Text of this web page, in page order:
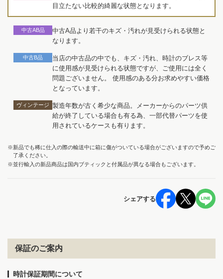
目立たない比較的綺麗な状態となります。
中古AB品
中古A品より若干のキズ・汚れが見受けられる状態と
なります。
中古B品
当店の中古品の中でも、キズ・汚れ、時計のブレス等
に使用感が見受けられる状態ですが、ご使用には全く
問題ございません。 使用感のある分お求めやすい価格
となっています。
ヴィンテージ 製造年数が古く希少な商品。メーカーからのパーツ供
給が終了している場合も有る為、一部代替パーツを使
用されているケースも有ります。
※新品でも稀に仕入の際の輸送中に箱に傷がついている場合がございますので予めご
了承ください。
※並行輸入の新品商品は国内ブティックと付属品が異なる場合もございます。
シェアする
保証のご案内
時計保証期間について